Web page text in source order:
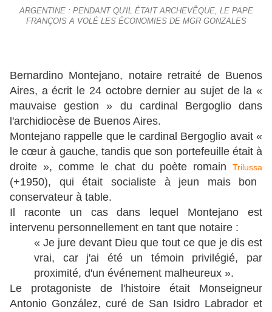
ARGENTINE : PENDANT QU'IL ÉTAIT ARCHEVÊQUE, LE PAPE
FRANÇOIS A VOLÉ LES ÉCONOMIES DE MGR GONZALES
Bernardino Montejano, notaire retraité de Buenos
Aires, a écrit le 24 octobre dernier au sujet de la «
mauvaise gestion » du cardinal Bergoglio dans
l'archidiocèse de Buenos Aires.
Montejano rappelle que le cardinal Bergoglio avait «
le cœur à gauche, tandis que son portefeuille était à
droite », comme le chat du poète romain
Trilussa
(+1950), qui était socialiste à jeun mais bon
conservateur à table.
Il raconte un cas dans lequel Montejano est
intervenu personnellement en tant que notaire :
« Je jure devant Dieu que tout ce que je dis est
vrai, car j'ai été un témoin privilégié, par
proximité, d'un événement malheureux ».
Le protagoniste de l'histoire était Monseigneur
Antonio González, curé de San Isidro Labrador et